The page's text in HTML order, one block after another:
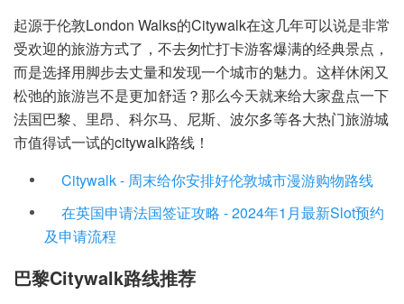
起源于伦敦London Walks的Citywalk在这几年可以说是非常
受欢迎的旅游方式了，不去匆忙打卡游客爆满的经典景点，
而是选择用脚步去丈量和发现一个城市的魅力。这样休闲又
松弛的旅游岂不是更加舒适？那么今天就来给大家盘点一下
法国巴黎、里昂、科尔马、尼斯、波尔多等各大热门旅游城
市值得试一试的citywalk路线！
Citywalk - 周末给你安排好伦敦城市漫游购物路线
在英国申请法国签证攻略 - 2024年1月最新Slot预约
及申请流程
巴黎Citywalk路线推荐